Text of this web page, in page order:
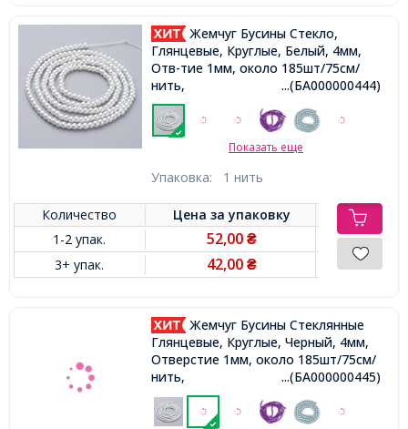
Жемчуг Бусины Стекло,
Глянцевые, Круглые, Белый, 4мм,
Отв-тие 1мм, около 185шт/75см/
нить,
...(БА000000444)
Показать еще
Упаковка: 1 нить
Количество Цена заупаковку
1-2 упак.
52,00₴
3+ упак. 42,00₴
Жемчуг Бусины Стеклянные
Глянцевые, Круглые, Черный, 4мм,
Отверстие 1мм, около 185шт/75см/
нить,
...(БА000000445)